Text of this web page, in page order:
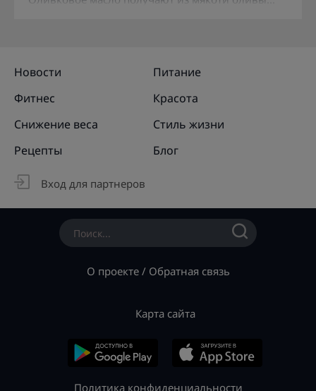
Новости
Питание
Фитнес
Красота
Снижение веса
Стиль жизни
Рецепты
Блог
Вход для партнеров
О проекте/ Обратная связь
Карта сайта
Политика конфиденциальности